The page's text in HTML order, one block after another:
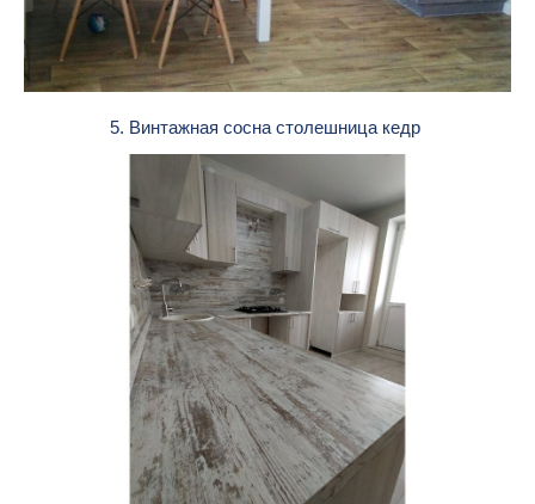
5. Винтажная сосна столешница кедр